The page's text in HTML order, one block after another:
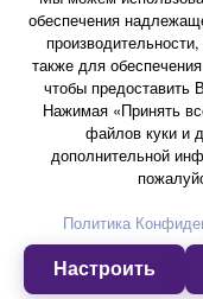
обеспечения
также для
чтобы предоставить
Нажимая «Принять
файлов куки и
дополнительной
Политика
Настроить